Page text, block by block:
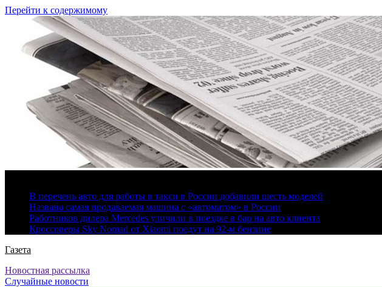
Перейти к содержимому
В перечень авто для работы в такси в России добавили шесть моделей
Названа самая продаваемая машина с «автоматом» в России
Работников дилера Mercedes уличили в поездке в бар на авто клиента
Кроссоверы Sky Nomad от Xiaomi поедут на 92-м бензине
Газета
Новостная рассылка
Случайные новости